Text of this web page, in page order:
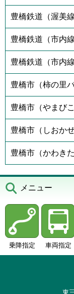
豊橋鉄道（渥美線
豊橋鉄道（市内
豊橋鉄道（市内
豊橋市（柿の里バ
豊橋市（やまびこ
豊橋市（しおかぜ
豊橋市（かわきた
メニュー
乗降指定 車両指定
東